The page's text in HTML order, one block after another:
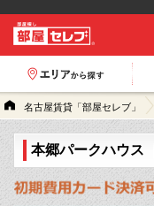
名古屋賃貸「部屋セレブ」
本郷パークハウス